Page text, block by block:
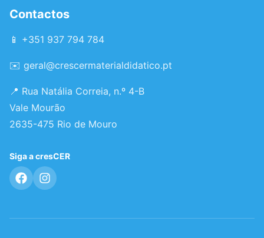
Contactos
📱 +351 937 794 784
✉️ geral@crescermaterialdidatico.pt
📍 Rua Natália Correia, n.º 4-B
Vale Mourão
2635-475 Rio de Mouro
Siga a cresCER